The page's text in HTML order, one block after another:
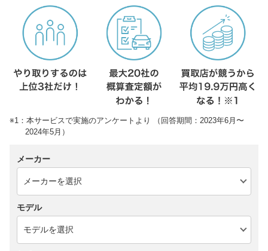
※1：本サービスで実施のアンケートより （回答期間：2023年6月〜
2024年5月）
メーカー
モデル